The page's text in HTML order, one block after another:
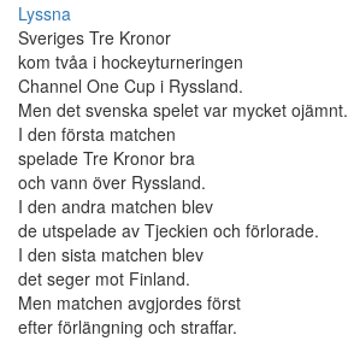
Lyssna
Sveriges Tre Kronor
kom tvåa i hockeyturneringen
Channel One Cup i Ryssland.
Men det svenska spelet var mycket ojämnt.
I den första matchen
spelade Tre Kronor bra
och vann över Ryssland.
I den andra matchen blev
de utspelade av Tjeckien och förlorade.
I den sista matchen blev
det seger mot Finland.
Men matchen avgjordes först
efter förlängning och straffar.